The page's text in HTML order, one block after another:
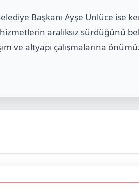
Başkanı Ayşe Ünlüce ise
aralıksız sürdüğünü
ve altyapı çalışmalarına